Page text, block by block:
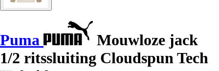
Puma
Mouwloze jack
1/2 ritssluiting Cloudspun Tech